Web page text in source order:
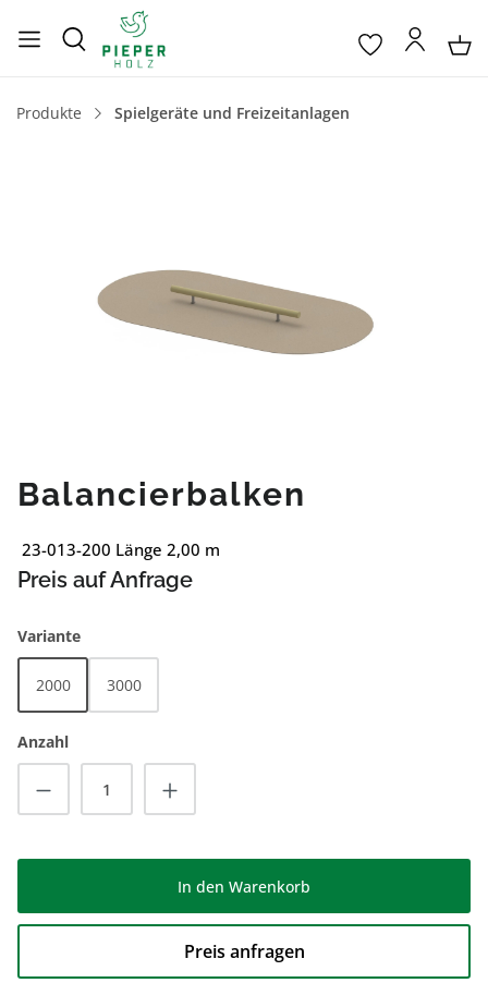
Produkte Spielgeräte und Freizeitanlagen
Balancierbalken
23-013-200 Länge 2,00 m
Preis auf Anfrage
Varianteauswählen
2000 3000
Anzahl
Produkt Anzahl: Gib den gewünschten
In den Warenkorb
Preis anfragen